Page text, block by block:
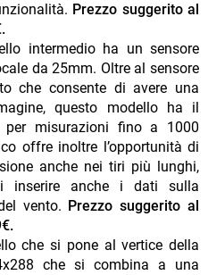
Prezzo suggerito al
intermedio ha un sensore
da 25mm. Oltre al sensore
che consente di avere una
questo modello ha il
per misurazioni fino a 1000
offre inoltre l’opportunità di
anche nei tiri più lunghi,
inserire anche i dati sulla
vento. Prezzo suggerito al
che si pone al vertice della
che si combina a una